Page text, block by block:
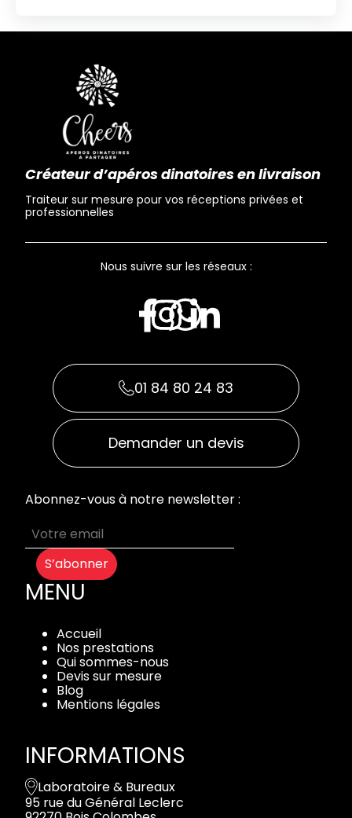
Créateur d’apéros dinatoires en livraison
Traiteur sur mesure pour vos réceptions privées et
professionnelles
Nous suivre sur les réseaux :
01 84 80 24 83
Demander un devis
Abonnez-vous à notre newsletter :
S’abonner
MENU
Accueil
Nos prestations
Qui sommes-nous
Devis sur mesure
Blog
Mentions légales
INFORMATIONS
Laboratoire & Bureaux
95 rue du Général Leclerc